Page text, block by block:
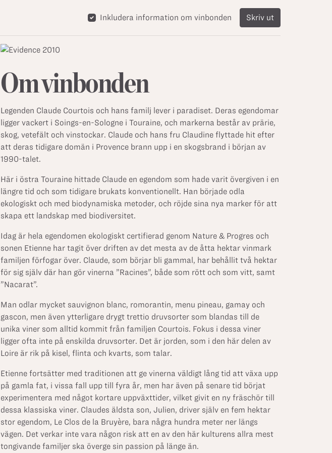
Inkludera information om vinbonden Skriv ut
Om vinbonden
Legenden Claude Courtois och hans familj lever i paradiset. Deras egendomar
ligger vackert i Soings-en-Sologne i Touraine, och markerna består av prärie,
skog, vetefält och vinstockar. Claude och hans fru Claudine flyttade hit efter
att deras tidigare domän i Provence brann upp i en skogsbrand i början av
1990-talet.
Här i östra Touraine hittade Claude en egendom som hade varit övergiven i en
längre tid och som tidigare brukats konventionellt. Han började odla
ekologiskt och med biodynamiska metoder, och röjde sina nya marker för att
skapa ett landskap med biodiversitet.
Idag är hela egendomen ekologiskt certifierad genom Nature & Progres och
sonen Etienne har tagit över driften av det mesta av de åtta hektar vinmark
familjen förfogar över. Claude, som börjar bli gammal, har behållit två hektar
för sig själv där han gör vinerna ”Racines”, både som rött och som vitt, samt
”Nacarat”.
Man odlar mycket sauvignon blanc, romorantin, menu pineau, gamay och
gascon, men även ytterligare drygt trettio druvsorter som blandas till de
unika viner som alltid kommit från familjen Courtois. Fokus i dessa viner
ligger ofta inte på enskilda druvsorter. Det är jorden, som i den här delen av
Loire är rik på kisel, flinta och kvarts, som talar.
Etienne fortsätter med traditionen att ge vinerna väldigt lång tid att växa upp
på gamla fat, i vissa fall upp till fyra år, men har även på senare tid börjat
experimentera med något kortare uppväxttider, vilket givit en ny fräschör till
dessa klassiska viner. Claudes äldsta son, Julien, driver själv en fem hektar
stor egendom, Le Clos de la Bruyère, bara några hundra meter ner längs
vägen. Det verkar inte vara någon risk att en av den här kulturens allra mest
tongivande familjer ska överge sin passion på länge än.